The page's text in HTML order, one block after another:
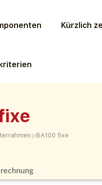
Kürzlich
> BA100 fixe